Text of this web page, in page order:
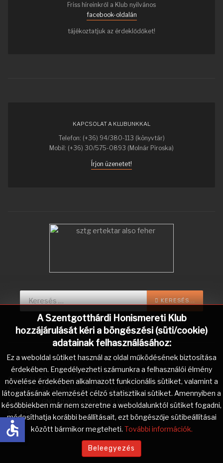
A Szentgotthárdi Honismereti Klub
hozzájárulását kéri a böngészési (süti/cookie)
adatainak felhasználásához:
Ez a weboldal sütiket használ az oldal működésének biztosítása
érdekében. Engedélyezheti számunkra a felhasználói élmény
növelése érdekében alkalmazott funkcionális sütiket, valamint a
látogatásának elemzését célzó statisztikai sütiket. Amennyiben a
későbbiekben már nem szeretne a weboldalunktól sütiket fogadni,
módosíthatja korábbi beállításait, ezt böngészője sütibeállításai
között bármikor megteheti. További információk.
Beleegyezés
Friss híreinkről a Klub nyilvános
facebook-oldalán
tájékoztatjuk az érdeklődőket!
KAPCSOLAT A KLUBUNKKAL
Telefon: (+36) 94/380-113 (könyvtár)
Mobil: (+36) 30/575-0893 (Molnár Piroska)
Írjon üzenetet!
Keresés...
KERESÉS...
Copyright © 2026 Szentgotthárdi Honismereti Klub. Minden jog
fenntartva. Az oldalt tervezte:Csilinkó Gábor.
A
Joomla! a GNU Általános Nyilvános Licenc
alatt kiadott szabad
accessible